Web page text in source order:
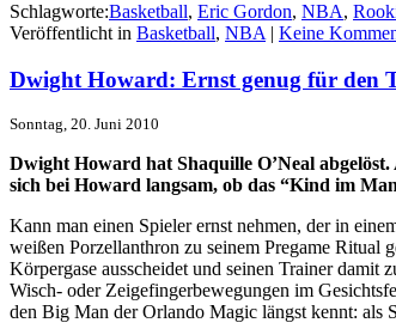
Schlagworte:Basketball, Eric Gordon, NBA,
Veröffentlicht in Basketball, NBA | Keine
Dwight Howard: Ernst genug für den
Sonntag, 20. Juni 2010
Dwight Howard hat Shaquille O’Neal
sich bei Howard langsam, ob das “Kind im
Kann man einen Spieler ernst nehmen, der in
weißen Porzellanthron zu seinem Pregame Ritual
Körpergase ausscheidet und seinen Trainer
Wisch- oder Zeigefingerbewegungen im
den Big Man der Orlando Magic längst kennt: als